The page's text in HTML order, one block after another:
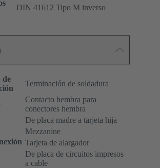
DIN 41612 Tipo M inverso
de
Terminación de soldadura
Contacto hembra para
conectores hembra
De placa madre a tarjeta hija
Mezzanine
Tarjeta de alargador
De placa de circuitos impresos
a cable